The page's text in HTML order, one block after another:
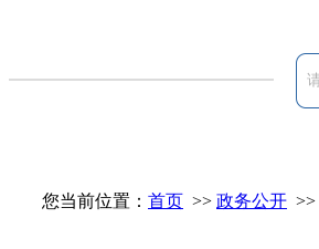
您当前位置： 首页 >> 政务公开 >>